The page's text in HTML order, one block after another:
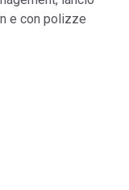
e con polizze